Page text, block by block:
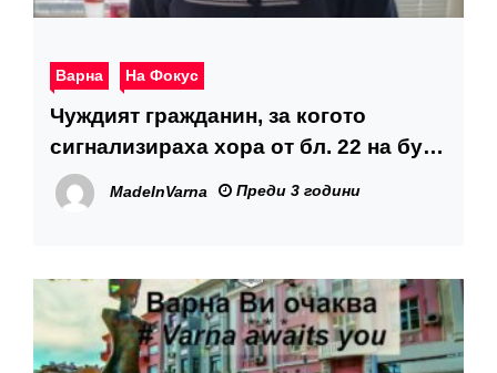
Варна На Фокус
Чуждият гражданин, за когото
сигнализираха хора от бл. 22 на бул.
„Христо Смирненски“, вече е
настанен в социалния център за
MadeInVarna Преди 3 години